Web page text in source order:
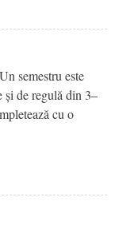
semestru este
și de regulă din 3–
cu o